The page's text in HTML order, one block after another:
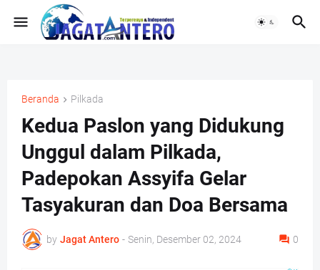
Beranda Pilkada
Kedua Paslon yang Didukung
Unggul dalam Pilkada,
Padepokan Assyifa Gelar
Tasyakuran dan Doa Bersama
by Jagat Antero - Senin, Desember 02, 2024 0